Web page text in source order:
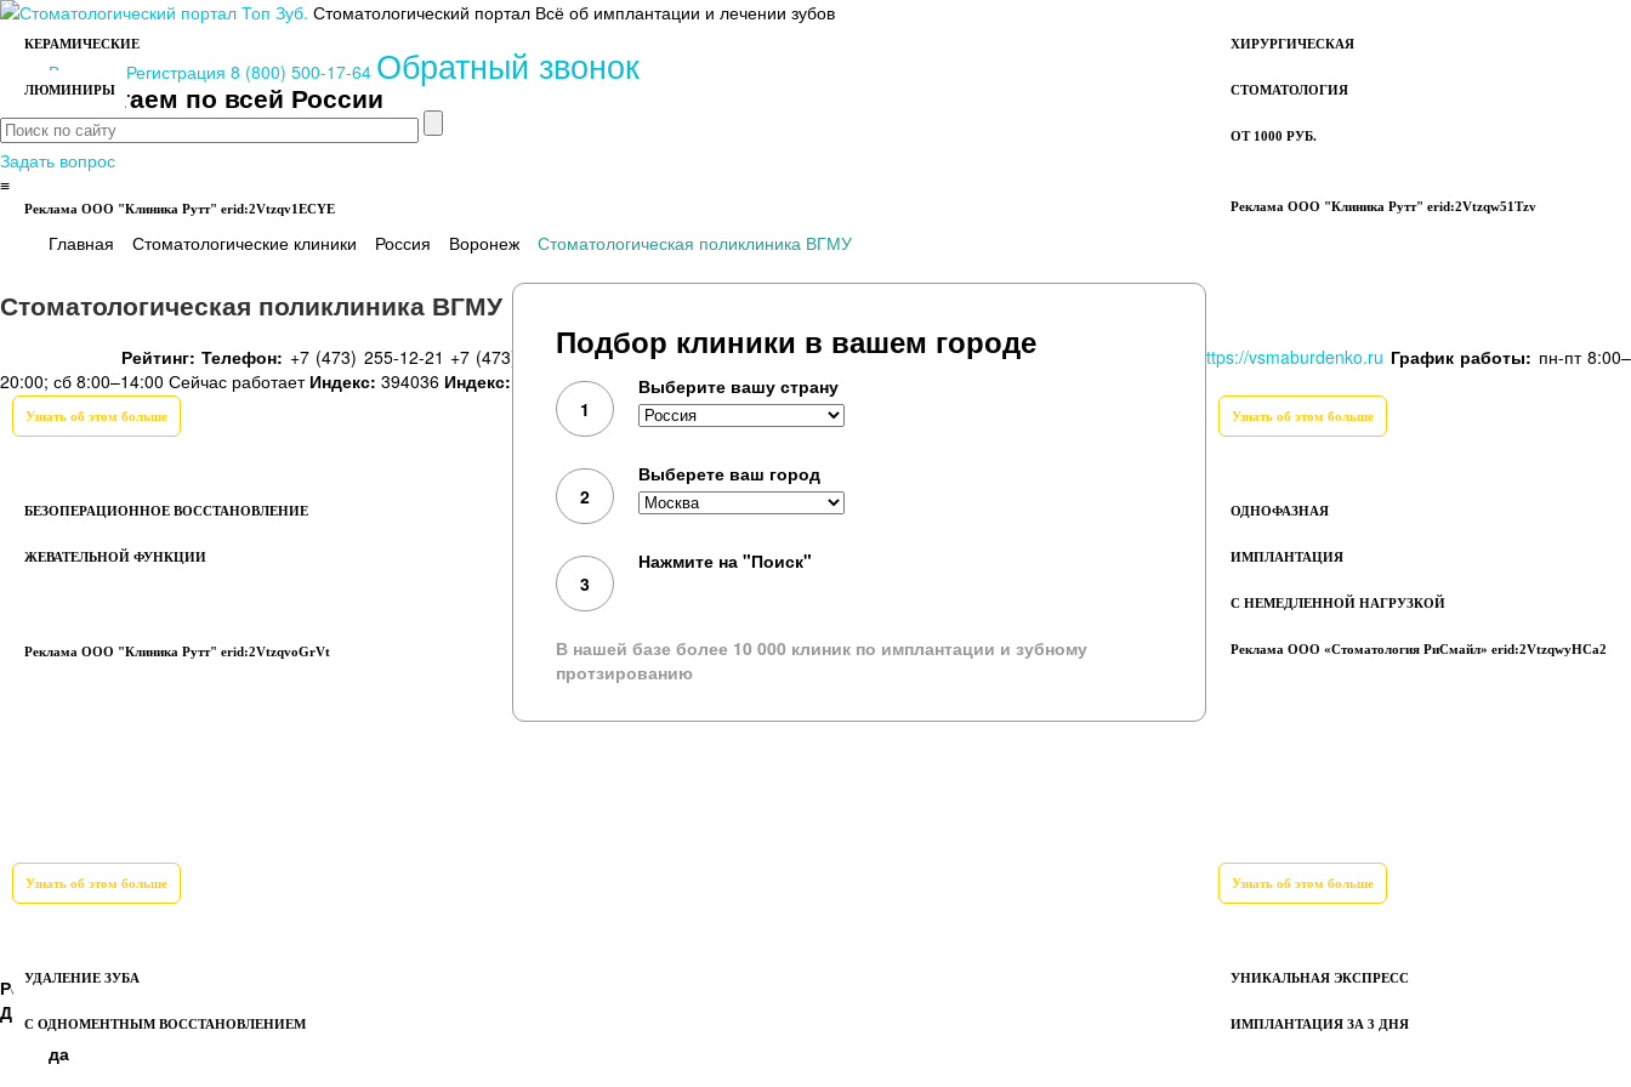
Стоматологический портал Всё об имплантации и лечении зубов
Вход Регистрация 8 (800) 500-17-64 Обратный звонок
Задать вопрос
≡
Имплантация зубов Статьи
Главная Стоматологические клиники Россия Воронеж Стоматологическая поликлиника ВГМУ
Стоматологическая поликлиника ВГМУ
Рейтинг: Телефон: +7 (473) 255-12-21 +7 (473) 253-04-74 Адрес: Россия,Воронеж, просп. Революции, 14 Официальный сайт: https://vsmaburdenko.ru График работы: пн-пт 8:00–
20:00; сб 8:00–14:00 Сейчас работает Индекс: 394036 Индекс: 394036
Рейтинг: 3
Детская:
да
Работаем по всей России
Подбор клиники в вашем городе
1
Выберите вашу страну
2
Выберете ваш город
3
Нажмите на "Поиск"
В нашей базе более 10 000 клиник по имплантации и зубному
протзированию
КЕРАМИЧЕСКИЕ
ЛЮМИНИРЫ
Реклама ООО "Клиника Рутт" erid:2Vtzqv1ECYE
Узнать об этом больше
БЕЗОПЕРАЦИОННОЕ ВОССТАНОВЛЕНИЕ
ЖЕВАТЕЛЬНОЙ ФУНКЦИИ
Реклама ООО "Клиника Рутт" erid:2VtzqvoGrVt
Узнать об этом больше
УДАЛЕНИЕ ЗУБА
С ОДНОМЕНТНЫМ ВОССТАНОВЛЕНИЕМ
ХИРУРГИЧЕСКАЯ
СТОМАТОЛОГИЯ
ОТ 1000 РУБ.
Реклама ООО "Клиника Рутт" erid:2Vtzqw51Tzv
Узнать об этом больше
ОДНОФАЗНАЯ
ИМПЛАНТАЦИЯ
С НЕМЕДЛЕННОЙ НАГРУЗКОЙ
Реклама ООО «Стоматология РиСмайл» erid:2VtzqwyHCa2
Узнать об этом больше
УНИКАЛЬНАЯ ЭКСПРЕСС
ИМПЛАНТАЦИЯ ЗА 3 ДНЯ